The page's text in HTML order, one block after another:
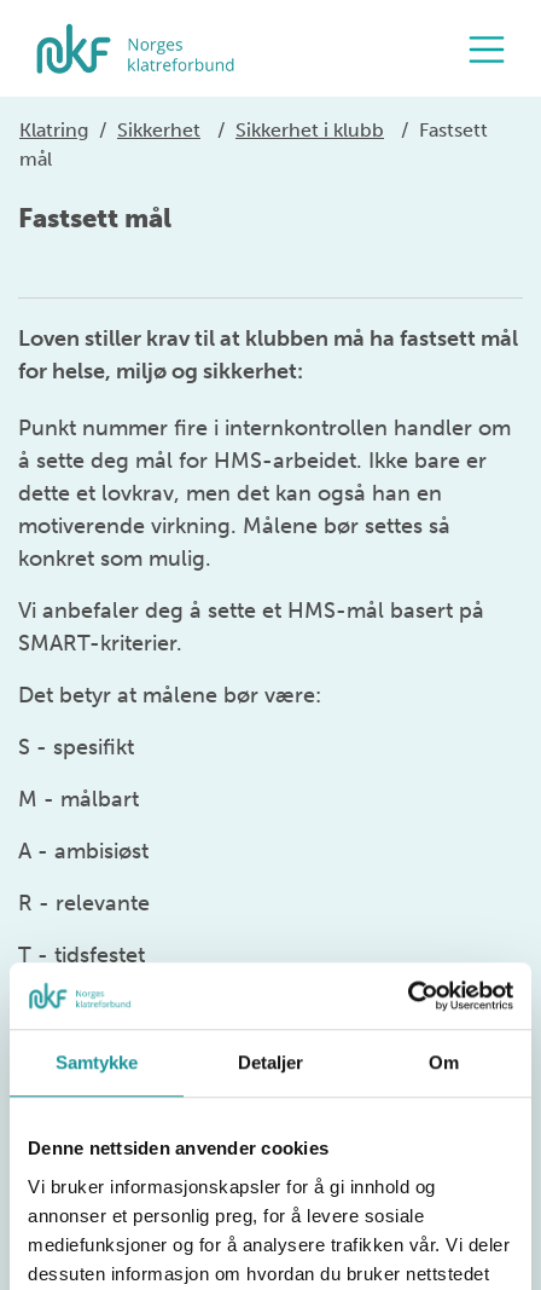
Samtykke Detaljer Om
Denne nettsiden anvender cookies
Vi bruker informasjonskapsler for å gi innhold og
annonser et personlig preg, for å levere sosiale
mediefunksjoner og for å analysere trafikken vår. Vi deler
dessuten informasjon om hvordan du bruker nettstedet
Klatring / Sikkerhet / Sikkerhet i klubb / Fastsett
mål
Fastsett mål
Loven stiller krav til at klubben må ha fastsett mål
for helse, miljø og sikkerhet:
Punkt nummer fire i internkontrollen handler om
å sette deg mål for HMS-arbeidet. Ikke bare er
dette et lovkrav, men det kan også han en
motiverende virkning. Målene bør settes så
konkret som mulig.
Vi anbefaler deg å sette et HMS-mål basert på
SMART-kriterier.
Det betyr at målene bør være:
S - spesifikt
M - målbart
A - ambisiøst
R - relevante
T - tidsfestet
Inspirasjon til mål i din klubb:
Skåretvinge klatreklubb skal vi ikke ha noen
ulykker som medfører personskader på vår
I Skåretvinge klatreklubb skal vi i 2024 ha 2
møter for alle medlemmer med fokus på
sikkerhet ved klatring.
Mål - må dokumentere skriftlig i HMS-planen.